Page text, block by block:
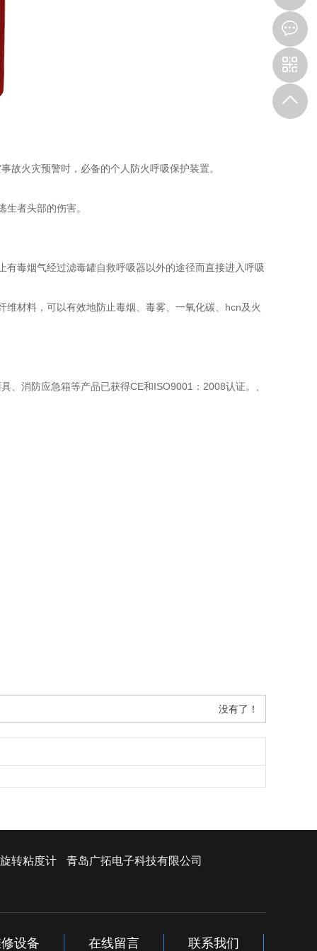
故火灾预警时，必备的个人防火呼吸保护装置。
者头部的伤害。
毒烟气经过滤毒罐自救呼吸器以外的途径而直接进入呼吸
材料，可以有效地防止毒烟、毒雾、一氧化碳、hcn及火
、消防应急箱等产品已获得CE和ISO9001：2008认证。、
没有了！
转粘度计 青岛广拓电子科技有限公司
设备 在线留言 联系我们